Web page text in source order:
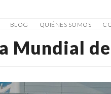
BLOG QUIÉNES SOMOS
Mundial